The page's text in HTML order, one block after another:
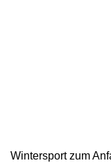
Wintersport zum